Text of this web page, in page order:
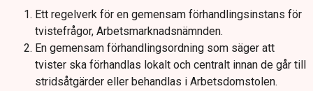
Ett regelverk för en gemensam förhandlingsinstans för
tvistefrågor, Arbetsmarknadsnämnden.
En gemensam förhandlingsordning som säger att
tvister ska förhandlas lokalt och centralt innan de går till
stridsåtgärder eller behandlas i Arbetsdomstolen.